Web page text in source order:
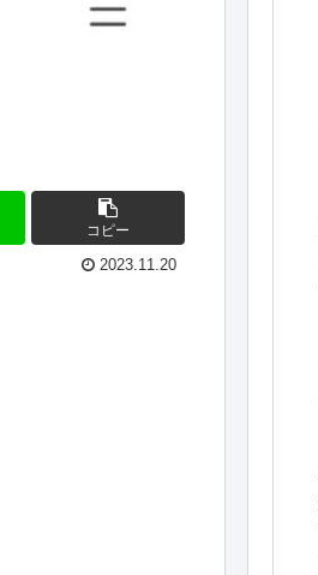
コピー
2023.11.20